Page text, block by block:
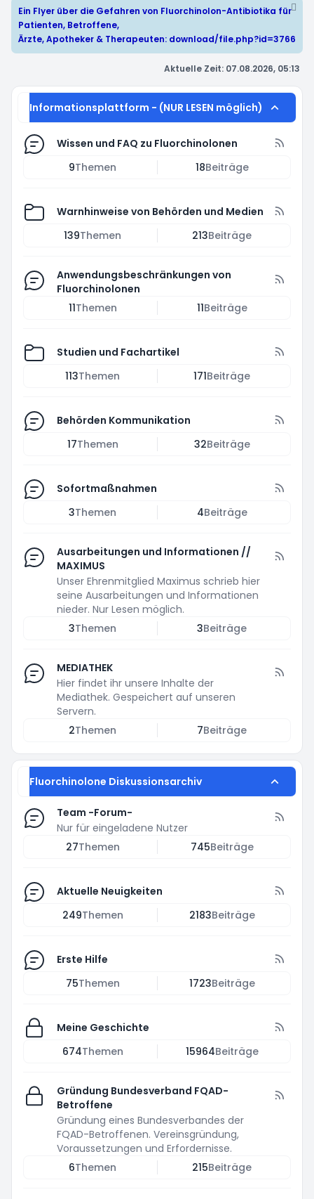
Ein Flyer über die Gefahren von Fluorchinolon-Antibiotika für
Patienten, Betroffene,
Ärzte, Apotheker & Therapeuten: download/file.php?id=3766
Aktuelle Zeit: 07.08.2026, 05:13
Informationsplattform - (NUR LESEN möglich)
Wissen und FAQ zu Fluorchinolonen
9Themen 18Beiträge
Warnhinweise von Behörden und Medien
139Themen 213Beiträge
Anwendungsbeschränkungen von
Fluorchinolonen
11Themen 11Beiträge
Studien und Fachartikel
113Themen 171Beiträge
Behörden Kommunikation
17Themen 32Beiträge
Sofortmaßnahmen
3Themen 4Beiträge
Ausarbeitungen und Informationen //
MAXIMUS
Unser Ehrenmitglied Maximus schrieb hier
seine Ausarbeitungen und Informationen
nieder. Nur Lesen möglich.
3Themen 3Beiträge
MEDIATHEK
Hier findet ihr unsere Inhalte der
Mediathek. Gespeichert auf unseren
Servern.
2Themen 7Beiträge
Fluorchinolone Diskussionsarchiv
Team -Forum-
Nur für eingeladene Nutzer
27Themen 745Beiträge
Aktuelle Neuigkeiten
249Themen 2183Beiträge
Erste Hilfe
75Themen 1723Beiträge
Meine Geschichte
674Themen 15964Beiträge
Gründung Bundesverband FQAD-
Betroffene
Gründung eines Bundesverbandes der
FQAD-Betroffenen. Vereinsgründung,
Voraussetzungen und Erfordernisse.
6Themen 215Beiträge